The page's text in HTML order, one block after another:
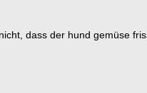
dass der hund gemüse